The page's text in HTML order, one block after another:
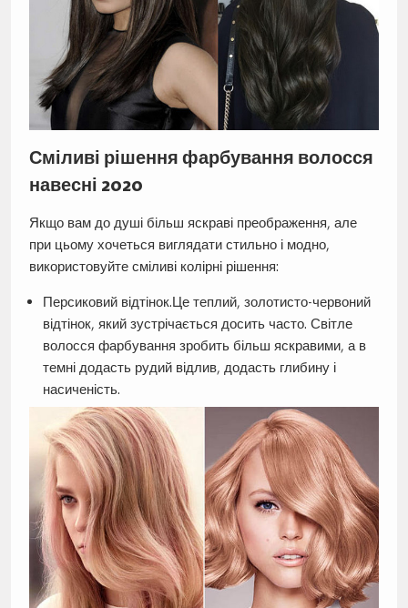
Сміливі рішення фарбування волосся
навесні 2020
Якщо вам до душі більш яскраві преображення, але
при цьому хочеться виглядати стильно і модно,
використовуйте сміливі колірні рішення:
Персиковий відтінок.Це теплий, золотисто-червоний
відтінок, який зустрічається досить часто. Світле
волосся фарбування зробить більш яскравими, а в
темні додасть рудий відлив, додасть глибину і
насиченість.